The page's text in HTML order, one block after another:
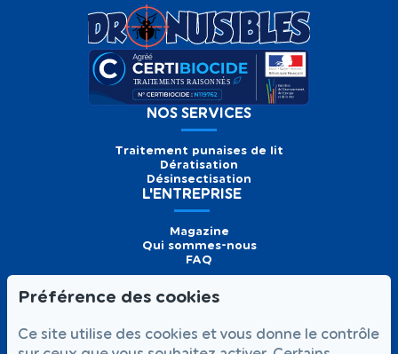
NOS SERVICES
Traitement punaises de lit
Dératisation
Désinsectisation
L'ENTREPRISE
Magazine
Qui sommes-nous
FAQ
01 56 93 60 26
Formulaire de
contact
Prendre
rendez-vous
Préférence des cookies
Ce site utilise des cookies et vous donne le contrôle